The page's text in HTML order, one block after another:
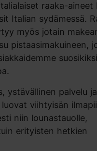
raaka-aineet
Italian sydämessä.
myös jotain
pistaasimakuineen,
ystävällinen palvelu
viihtyisän
niin lounastauolle,
erityisten hetkien